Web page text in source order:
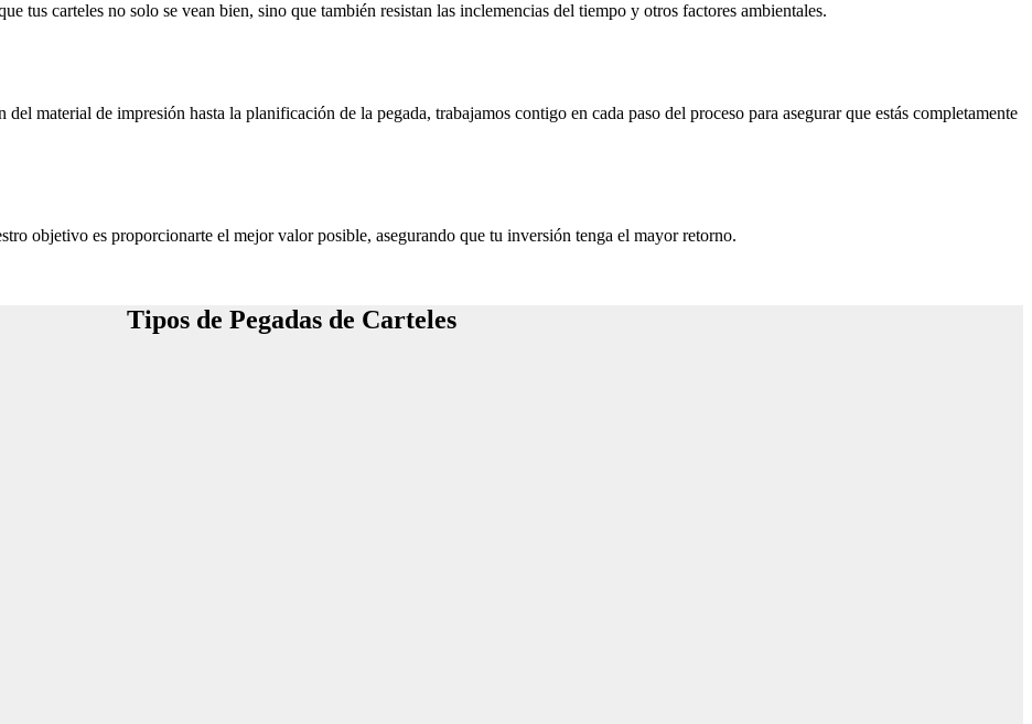
tus carteles no solo se vean bien, sino que también resistan las inclemencias del tiempo y otros factores ambientales.
material de impresión hasta la planificación de la pegada, trabajamos contigo en cada paso del proceso para asegurar que estás completamente
objetivo es proporcionarte el mejor valor posible, asegurando que tu inversión tenga el mayor retorno.
Tipos de Pegadas de Carteles